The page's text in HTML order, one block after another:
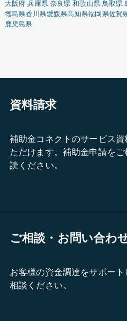
大阪府 兵庫県 奈良県 和歌山県 鳥取県
徳島県香川県愛媛県高知県福岡県佐賀
鹿児島県
資料請求
補助金コネクトのサービス
ただけます。補助金申請を
読ください。
ご相談・お問い合わ
お客様の資金調達をサポー
相談ください。